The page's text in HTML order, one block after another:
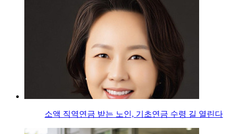
소액 직역연금 받는 노인, 기초연금 수령 길 열린다